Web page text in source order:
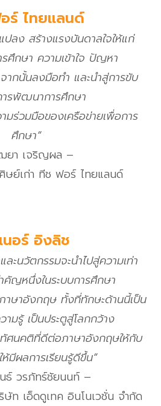
ร์ ไทยแลนด์
ปลง สร้างแรงบันดาลใจให้แก่
ศึกษา ความเข้าใจ ปัญหา
กนั้นลงมือทำ และนำสู่การขับ
ารพัฒนาการศึกษา
ร่วมมือของเครือข่ายเพื่อการ
ศึกษา”
ยา เจริญผล –
ษย์เก่า ทีช ฟอร์ ไทยแลนด์
นอร์ อิงลิช
ละนวัตกรรมจะนำไปสู่ความเท่า
ญหนึ่งในระบบการศึกษา
าษาอังกฤษ ทั้งที่ทักษะด้านนี้เป็น
มรู้ เป็นประตูสู่โลกกว้าง
ศนคติที่ดีต่อภาษาอังกฤษให้กับ
ห้มีผลการเรียนรู้ดีขึ้น”
ธ์ วรภัทร์ชัยนนท์ –
ท เอ็ดดูเทค อินโนเวชั่น จำกัด